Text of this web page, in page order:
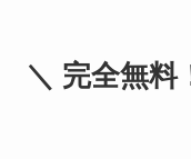
＼ 完全無料